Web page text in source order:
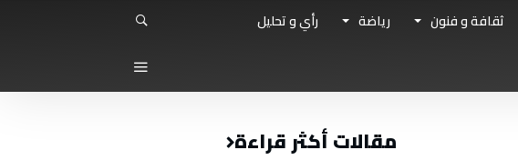
ثقافة و فنون رياضة
رأي و تحليل
مقالات أكثر قراءة